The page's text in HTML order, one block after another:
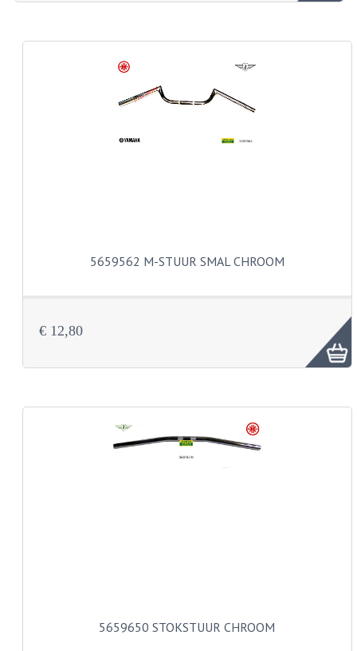
REMDELEN GEBRUIKT
DRIEWIELERS
5659562 M-STUUR SMAL CHROOM
€ 12,80
5659650 STOKSTUUR CHROOM